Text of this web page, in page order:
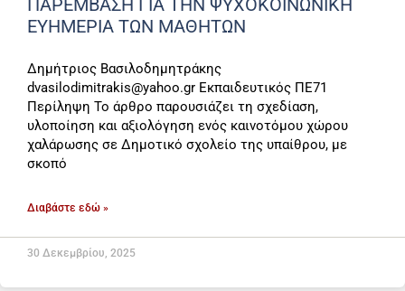
ΠΑΡΈΜΒΑΣΗ ΓΙΑ ΤΗΝ ΨΥΧΟΚΟΙΝΩΝΙΚΉ
ΕΥΗΜΕΡΊΑ ΤΩΝ ΜΑΘΗΤΏΝ
Δημήτριος Βασιλοδημητράκης
dvasilodimitrakis@yahoo.gr Εκπαιδευτικός ΠΕ71
Περίληψη Το άρθρο παρουσιάζει τη σχεδίαση,
υλοποίηση και αξιολόγηση ενός καινοτόμου χώρου
χαλάρωσης σε Δημοτικό σχολείο της υπαίθρου, με
σκοπό
Διαβάστε εδώ »
30 Δεκεμβρίου, 2025